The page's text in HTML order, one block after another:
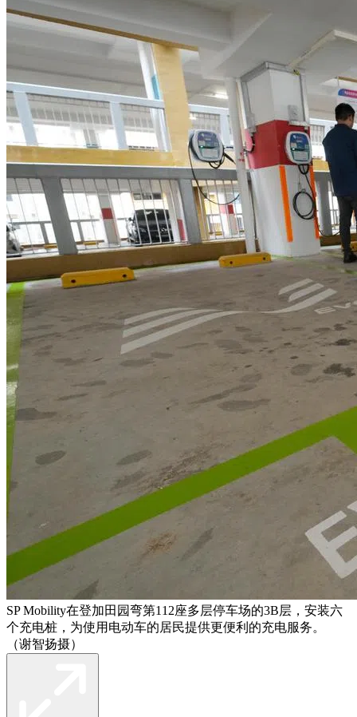
SP Mobility在登加田园弯第112座多层停车场的3B层，安装六
个充电桩，为使用电动车的居民提供更便利的充电服务。
（谢智扬摄）